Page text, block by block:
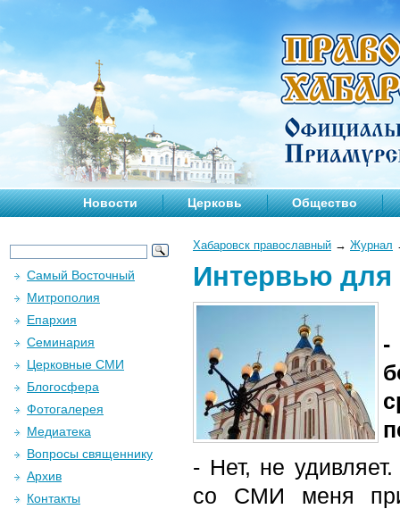
Новости Церковь Общество
Хабаровск православный → Журнал
Интервью для
-
- Нет, не
со СМИ меня
Самый Восточный
Митрополия
Епархия
Семинария
Церковные СМИ
Блогосфера
Фотогалерея
Медиатека
Вопросы священнику
Архив
Контакты